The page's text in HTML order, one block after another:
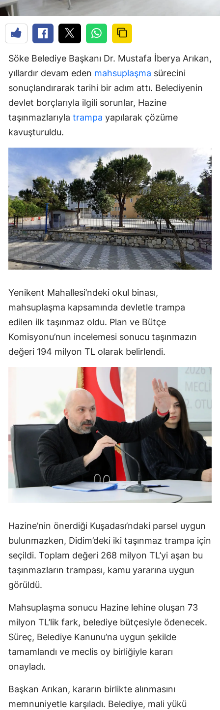
Söke Belediye Başkanı Dr. Mustafa İberya Arıkan,
yıllardır devam eden mahsuplaşma sürecini
sonuçlandırarak tarihi bir adım attı. Belediyenin
devlet borçlarıyla ilgili sorunlar, Hazine
taşınmazlarıyla trampa yapılarak çözüme
kavuşturuldu.
Yenikent Mahallesi’ndeki okul binası,
mahsuplaşma kapsamında devletle trampa
edilen ilk taşınmaz oldu. Plan ve Bütçe
Komisyonu’nun incelemesi sonucu taşınmazın
değeri 194 milyon TL olarak belirlendi.
Hazine’nin önerdiği Kuşadası’ndaki parsel uygun
bulunmazken, Didim’deki iki taşınmaz trampa için
seçildi. Toplam değeri 268 milyon TL’yi aşan bu
taşınmazların trampası, kamu yararına uygun
görüldü.
Mahsuplaşma sonucu Hazine lehine oluşan 73
milyon TL’lik fark, belediye bütçesiyle ödenecek.
Süreç, Belediye Kanunu’na uygun şekilde
tamamlandı ve meclis oy birliğiyle kararı
onayladı.
Başkan Arıkan, kararın birlikte alınmasını
memnuniyetle karşıladı. Belediye, mali yükü